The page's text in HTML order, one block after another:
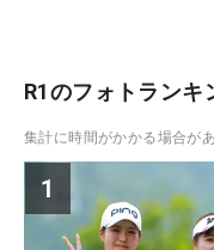
R1のフォトランキ
集計に時間がかかる場合があ
1